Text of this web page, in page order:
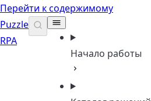
Перейти к содержимому
Puzzle
RPA
Начало работы